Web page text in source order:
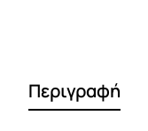
Περιγραφή